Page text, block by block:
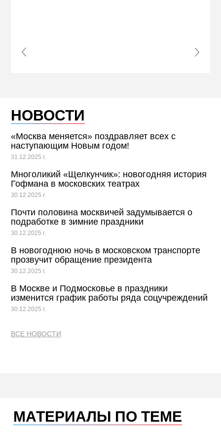
Slide
Next
НОВОСТИ
«Москва меняется» поздравляет всех с
наступающим Новым годом!
31.12.2025 г.
Многоликий «Щелкунчик»: новогодняя история
Гофмана в московских театрах
30.12.2025 г.
Почти половина москвичей задумывается о
подработке в зимние праздники
30.12.2025 г.
В новогоднюю ночь в московском транспорте
прозвучит обращение президента
30.12.2025 г.
В Москве и Подмосковье в праздники
изменится график работы ряда соцучреждений
30.12.2025 г.
ВСЕ НОВОСТИ
МАТЕРИАЛЫ ПО ТЕМЕ